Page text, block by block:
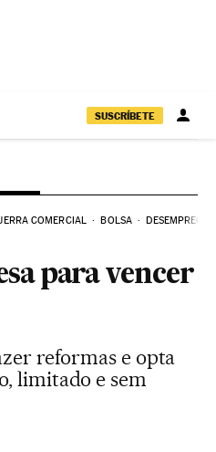
SUSCRÍBETE
COMERCIAL BOLSA DESEMPREGO
para vencer
reformas e opta
limitado e sem